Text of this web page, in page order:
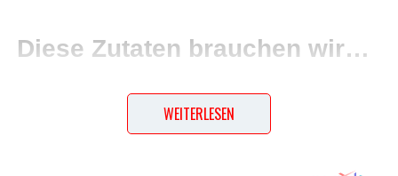
Diese Zutaten brauchen wir…
300 g feines Schwarzpolentamehl
WEITERLESEN